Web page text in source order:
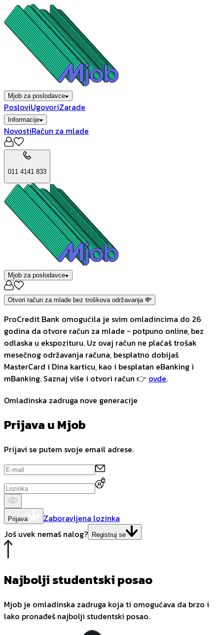
Mjob za poslodavce
PosloviUgovoriZarade
Informacije
NovostiRačun za mlade
011 4141 833
Mjob za poslodavce
Otvori račun za mlade bez troškova održavanja 💸
ProCredit Bank omogućila je svim omladincima do 26
godina da otvore račun za mlade - potpuno online, bez
odlaska u ekspozituru. Uz ovaj račun ne plaćaš trošak
mesečnog održavanja računa, besplatno dobijaš
MasterCard i Dina karticu, kao i besplatan eBanking i
mBanking. Saznaj više i otvori račun 👉 ovde.
Omladinska zadruga nove generacije
Prijava u Mjob
Prijavi se putem svoje email adrese.
Prijava
Zaboravljena lozinka
Još uvek nemaš nalog? Registruj se
Najbolji studentski posao
Mjob je omladinska zadruga koja ti omogućava da brzo i
lako pronađeš najbolji studentski posao.